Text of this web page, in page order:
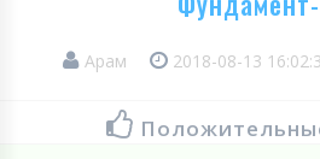
Арам 2018-08-13